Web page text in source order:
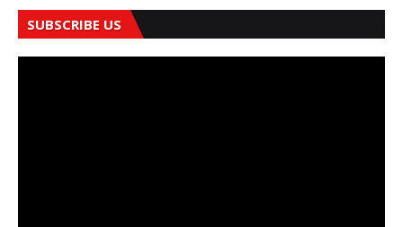
SUBSCRIBE US